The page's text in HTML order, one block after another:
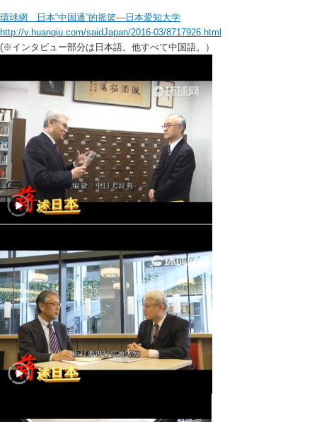
環球網 日本“中国通”的摇篮—日本爱知大学
http://v.huanqiu.com/saidJapan/2016-03/8717926.html
(※インタビュー部分は日本語。他すべて中国語。）